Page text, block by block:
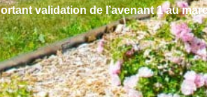
validation de l’avenant 1 au